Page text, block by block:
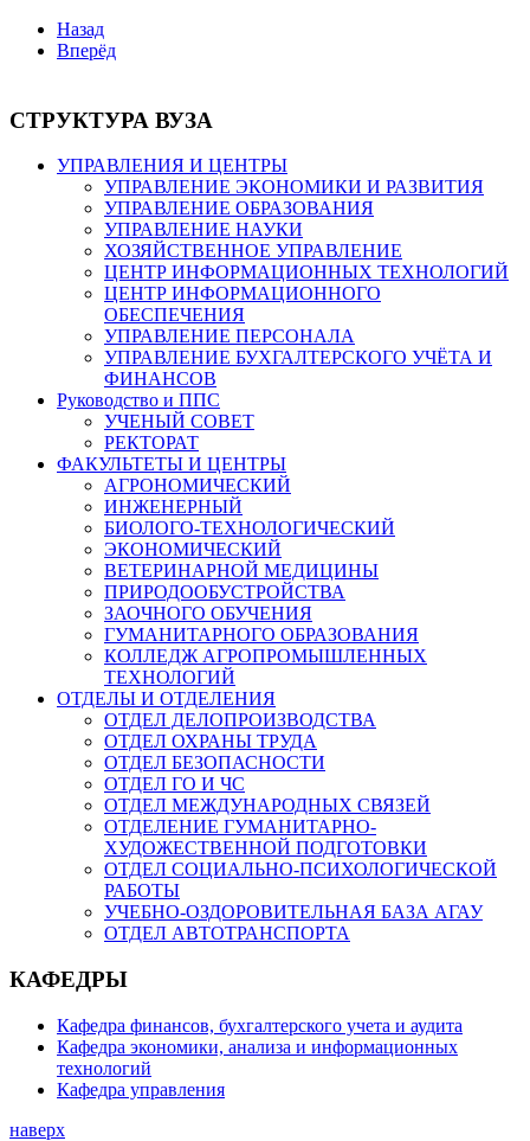
Назад
Вперёд
СТРУКТУРА ВУЗА
УПРАВЛЕНИЯ И ЦЕНТРЫ
УПРАВЛЕНИЕ ЭКОНОМИКИ И РАЗВИТИЯ
УПРАВЛЕНИЕ ОБРАЗОВАНИЯ
УПРАВЛЕНИЕ НАУКИ
ХОЗЯЙСТВЕННОЕ УПРАВЛЕНИЕ
ЦЕНТР ИНФОРМАЦИОННЫХ ТЕХНОЛОГИЙ
ЦЕНТР ИНФОРМАЦИОННОГО
ОБЕСПЕЧЕНИЯ
УПРАВЛЕНИЕ ПЕРСОНАЛА
УПРАВЛЕНИЕ БУХГАЛТЕРСКОГО УЧЁТА И
ФИНАНСОВ
Руководство и ППС
УЧЕНЫЙ СОВЕТ
РЕКТОРАТ
ФАКУЛЬТЕТЫ И ЦЕНТРЫ
АГРОНОМИЧЕСКИЙ
ИНЖЕНЕРНЫЙ
БИОЛОГО-ТЕХНОЛОГИЧЕСКИЙ
ЭКОНОМИЧЕСКИЙ
ВЕТЕРИНАРНОЙ МЕДИЦИНЫ
ПРИРОДООБУСТРОЙСТВА
ЗАОЧНОГО ОБУЧЕНИЯ
ГУМАНИТАРНОГО ОБРАЗОВАНИЯ
КОЛЛЕДЖ АГРОПРОМЫШЛЕННЫХ
ТЕХНОЛОГИЙ
ОТДЕЛЫ И ОТДЕЛЕНИЯ
ОТДЕЛ ДЕЛОПРОИЗВОДСТВА
ОТДЕЛ ОХРАНЫ ТРУДА
ОТДЕЛ БЕЗОПАСНОСТИ
ОТДЕЛ ГО И ЧС
ОТДЕЛ МЕЖДУНАРОДНЫХ СВЯЗЕЙ
ОТДЕЛЕНИЕ ГУМАНИТАРНО-
ХУДОЖЕСТВЕННОЙ ПОДГОТОВКИ
ОТДЕЛ СОЦИАЛЬНО-ПСИХОЛОГИЧЕСКОЙ
РАБОТЫ
УЧЕБНО-ОЗДОРОВИТЕЛЬНАЯ БАЗА АГАУ
ОТДЕЛ АВТОТРАНСПОРТА
КАФЕДРЫ
Кафедра финансов, бухгалтерского учета и аудита
Кафедра экономики, анализа и информационных
технологий
Кафедра управления
наверх